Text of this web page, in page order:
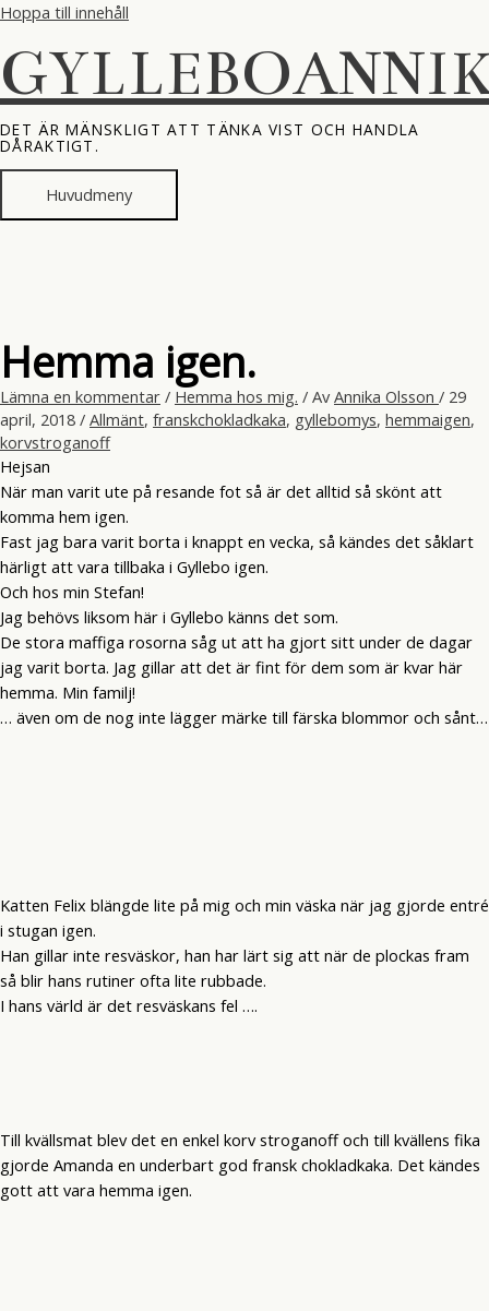
Hoppa till innehåll
DET ÄR MÄNSKLIGT ATT TÄNKA VIST OCH HANDLA
DÅRAKTIGT.
Huvudmeny
Hemma igen.
Lämna en kommentar / Hemma hos mig. / Av Annika Olsson / 29
april, 2018 / Allmänt, franskchokladkaka, gyllebomys, hemmaigen,
korvstroganoff
Hejsan
När man varit ute på resande fot så är det alltid så skönt att
komma hem igen.
Fast jag bara varit borta i knappt en vecka, så kändes det såklart
härligt att vara tillbaka i Gyllebo igen.
Och hos min Stefan!
Jag behövs liksom här i Gyllebo känns det som.
De stora maffiga rosorna såg ut att ha gjort sitt under de dagar
jag varit borta. Jag gillar att det är fint för dem som är kvar här
hemma. Min familj!
… även om de nog inte lägger märke till färska blommor och sånt…
Katten Felix blängde lite på mig och min väska när jag gjorde entré
i stugan igen.
Han gillar inte resväskor, han har lärt sig att när de plockas fram
så blir hans rutiner ofta lite rubbade.
I hans värld är det resväskans fel ….
Till kvällsmat blev det en enkel korv stroganoff och till kvällens fika
gjorde Amanda en underbart god fransk chokladkaka. Det kändes
gott att vara hemma igen.